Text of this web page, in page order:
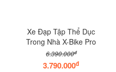
Xe Đạp Tập Thể Dục
Trong Nhà X-Bike Pro
6.390.000đ
3.790.000đ